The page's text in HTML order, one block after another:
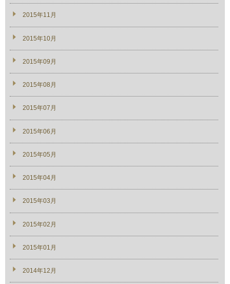
2015年11月
2015年10月
2015年09月
2015年08月
2015年07月
2015年06月
2015年05月
2015年04月
2015年03月
2015年02月
2015年01月
2014年12月